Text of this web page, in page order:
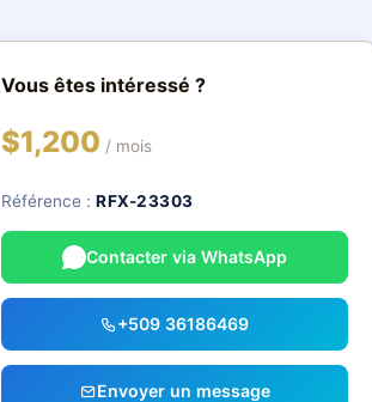
Vous êtes intéressé ?
$1,200 / mois
Référence : RFX-23303
Contacter via WhatsApp
+509 36186469
Envoyer un message